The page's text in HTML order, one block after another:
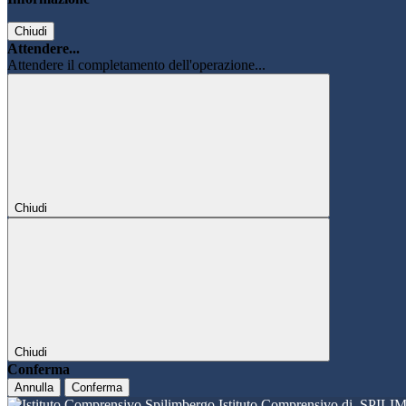
Chiudi
Attendere...
Attendere il completamento dell'operazione...
Chiudi
Chiudi
Conferma
Annulla Conferma